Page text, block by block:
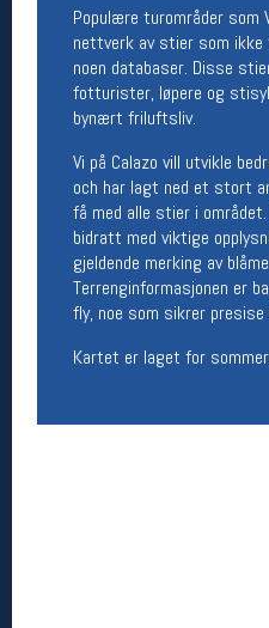
Populære turområder
nettverk av stier som
noen databaser. Disse
fotturister, løpere og
bynært friluftsliv.
Vi på Calazo vill utvikle
och har lagt ned et stort
få med alle stier i området.
bidratt med viktige
gjeldende merking av
Terrenginformasjonen er
fly, noe som sikrer presise
Kartet er laget for
Torggata 20
0183 Oslo
Telefon: 23 32 62 00
(telefontid man-fredag
Vis i kart
Om oss
Kontakt oss
Åpningstider
Man-Fredag:
Lørdag:
Magasinet